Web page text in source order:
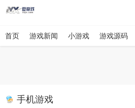
首页 游戏新闻 小游戏 游戏源码
手机游戏